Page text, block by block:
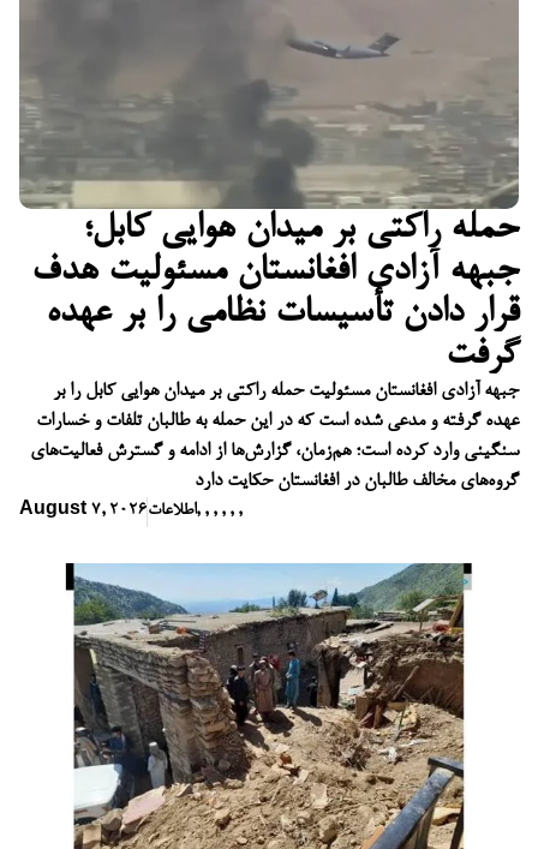
حمله راکتی بر میدان هوایی کابل؛
جبهه آزادی افغانستان مسئولیت هدف
قرار دادن تأسیسات نظامی را بر عهده
گرفت
جبهه آزادی افغانستان مسئولیت حمله راکتی بر میدان هوایی کابل را بر
عهده گرفته و مدعی شده است که در این حمله به طالبان تلفات و خسارات
سنگینی وارد کرده است؛ هم‌زمان، گزارش‌ها از ادامه و گسترش فعالیت‌های
گروه‌های مخالف طالبان در افغانستان حکایت دارد
August 7, 2026اطلاعات, , , , , ,